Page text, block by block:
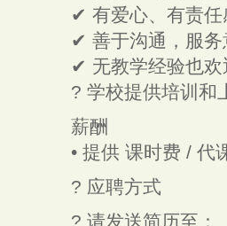
✔ 有爱心、有责任
✔ 善于沟通，服务
✔ 无教学经验也欢
? 学校提供培训和
薪酬
• 提供 课时费 / 代
? 应聘方式
? 请发送简历至：